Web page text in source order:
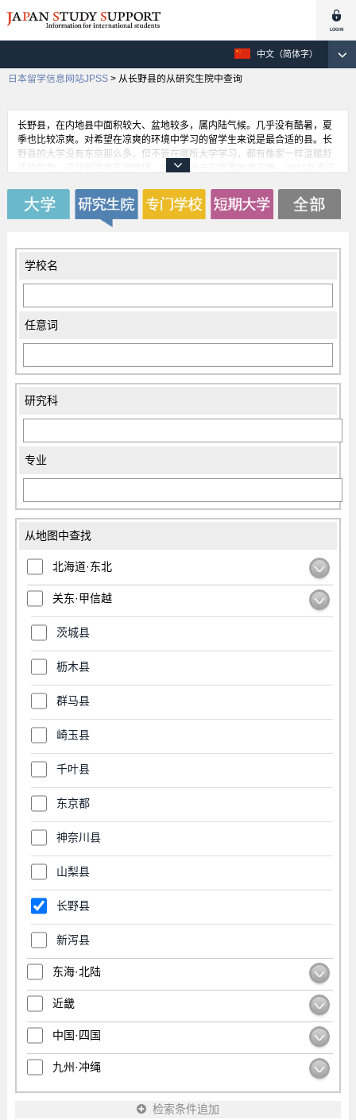
中文（简体字）
日本留学信息网站JPSS > 从长野县的从研究生院中查询
长野县，在内地县中面积较大、盆地较多，属内陆气候。几乎没有酷暑，夏
季也比较凉爽。对希望在凉爽的环境中学习的留学生来说是最合适的县。长
野县的大学没有东京那么多，但不管在哪所大学学习，都有像家一样温暖舒
适的气氛，这使留学生非常愉快。坐新干线去东京等地很方便，2015年春天
学校名
任意词
研究科
专业
从地图中查找
北海道·东北
关东·甲信越
茨城县
枥木县
群马县
崎玉县
千叶县
东京都
神奈川县
山梨县
长野县
新泻县
东海·北陆
近畿
中国·四国
九州·冲绳
检索条件追加